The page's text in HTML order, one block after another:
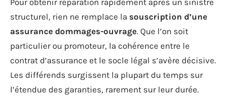
Pour obtenir réparation rapidement après un sinistre
structurel, rien ne remplace la souscription d’une
assurance dommages-ouvrage. Que l’on soit
particulier ou promoteur, la cohérence entre le
contrat d’assurance et le socle légal s’avère décisive.
Les différends surgissent la plupart du temps sur
l’étendue des garanties, rarement sur leur durée.